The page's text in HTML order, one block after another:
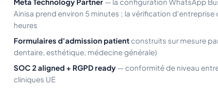
Ainisa prend environ 5 minutes ; la vérification
heures
Formulaires d'admission patient construits sur mesure
dentaire, esthétique, médecine générale)
SOC 2 aligned + RGPD ready — conformité de niveau
cliniques UE